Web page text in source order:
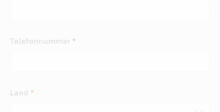
Telefonnummer
Land